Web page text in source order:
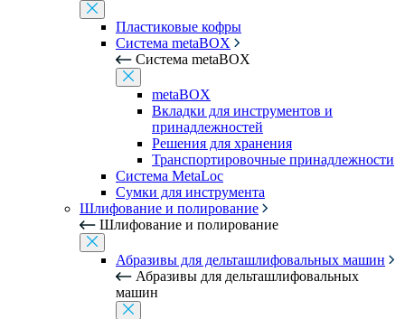
Пластиковые кофры
Система metaBOX
Система metaBOX
metaBOX
Вкладки для инструментов и
принадлежностей
Решения для хранения
Транспортировочные принадлежности
Система MetaLoc
Сумки для инструмента
Шлифование и полирование
Шлифование и полирование
Абразивы для дельташлифовальных машин
Абразивы для дельташлифовальных
машин